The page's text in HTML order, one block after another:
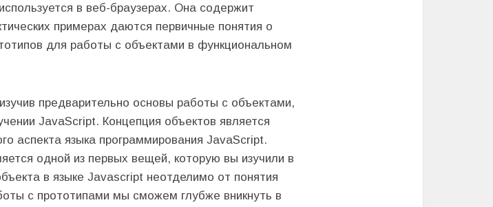
в веб-браузерах. Она содержит
примерах даются первичные понятия о
для работы с объектами в функциональном
предварительно основы работы с объектами,
JavaScript. Концепция объектов является
аспекта языка программирования JavaScript.
одной из первых вещей, которую вы изучили в
в языке Javascript неотделимо от понятия
с прототипами мы сможем глубже вникнуть в